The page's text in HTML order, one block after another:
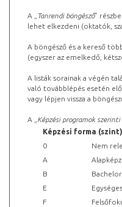
A „ Tanrendi böngésző”
lehet elkezdeni (oktatók,
A böngésző és a kereső
(egyszer az emelkedő,
A listák sorainak a végén
való továbblépés esetén
vagy lépjen vissza a
A „ Képzési programok
Képzési forma (szint)
0
Nem
A
B
E
F